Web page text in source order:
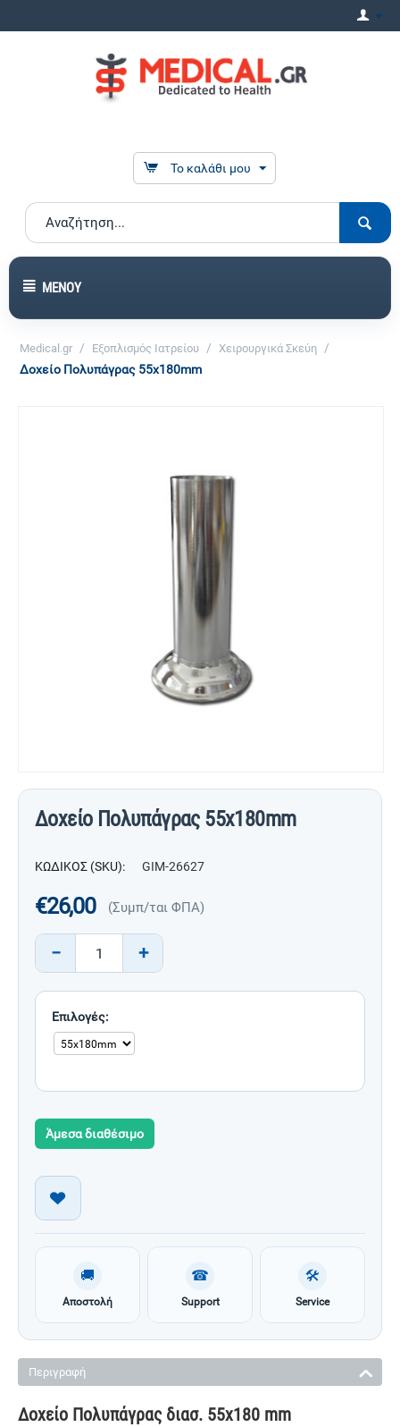
Το καλάθι μου
ΜΕΝΟΎ
Medical.gr / Εξοπλισμός Ιατρείου / Χειρουργικά Σκεύη /
Δοχείο Πολυπάγρας 55x180mm
Δοχείο Πολυπάγρας 55x180mm
ΚΩΔΙΚΟΣ (SKU): GIM-26627
€26,00 (Συμπ/ται ΦΠΑ)
+
−
Επιλογές:
Άμεσα διαθέσιμο
🚚
Αποστολή
☎
Support
🛠
Service
Περιγραφή
Δοχείο Πολυπάγρας διασ. 55x180 mm